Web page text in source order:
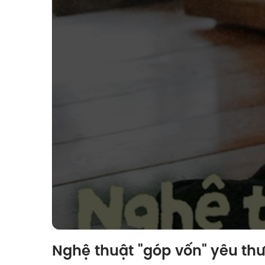
Nghệ thuật "góp vốn" yêu